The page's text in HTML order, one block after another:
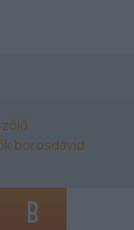
borosdávid